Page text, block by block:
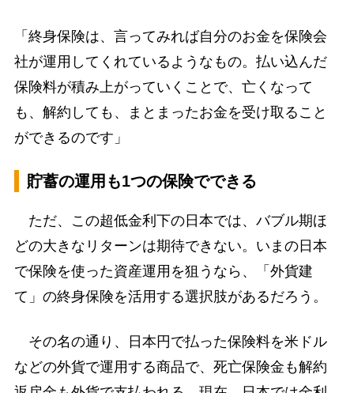
「終身保険は、言ってみれば自分のお金を保険会
社が運用してくれているようなもの。払い込んだ
保険料が積み上がっていくことで、亡くなって
も、解約しても、まとまったお金を受け取ること
ができるのです」
貯蓄の運用も1つの保険でできる
ただ、この超低金利下の日本では、バブル期ほ
どの大きなリターンは期待できない。いまの日本
で保険を使った資産運用を狙うなら、「外貨建
て」の終身保険を活用する選択肢があるだろう。
その名の通り、日本円で払った保険料を米ドル
などの外貨で運用する商品で、死亡保険金も解約